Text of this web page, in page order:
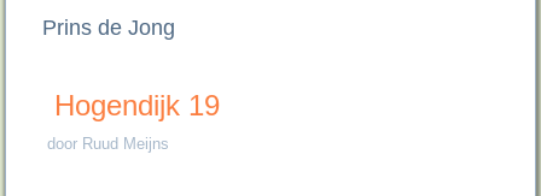
Prins de Jong
Hogendijk 19
door Ruud Meijns